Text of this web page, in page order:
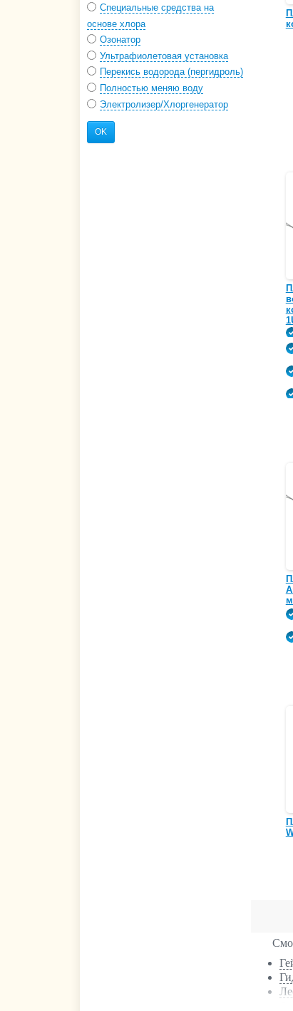
Специальные средства на
основе хлора
Озонатор
Ультрафиолетовая установка
Перекись водорода (пергидроль)
Полностью меняю воду
Электролизер/Хлоргенератор
OK